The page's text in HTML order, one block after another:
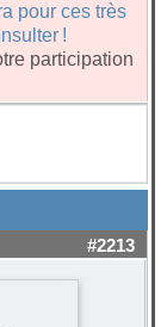
pour ces très
!
participation
#2213